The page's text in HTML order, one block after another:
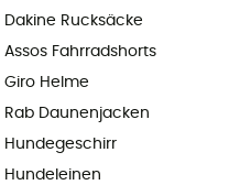
Dakine Rucksäcke
Assos Fahrradshorts
Giro Helme
Rab Daunenjacken
Hundegeschirr
Hundeleinen